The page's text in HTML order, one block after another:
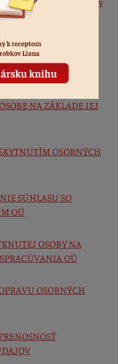
PRÍJEMCU, TRETIU
OSOBNÝCH
NA ZÁKLADE JEJ
OSOBNÝCH
SÚHLASU SO
OÚ
OSOBY NA
OÚ
OSOBNÝCH